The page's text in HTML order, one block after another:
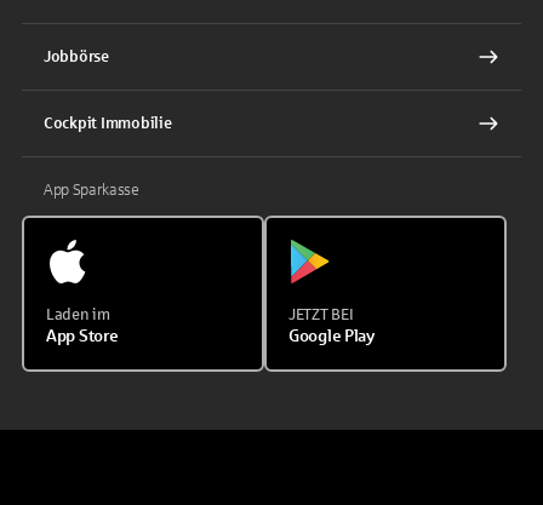
Jobbörse
Cockpit Immobilie
App Sparkasse
Laden im
App Store
JETZT BEI
Google Play